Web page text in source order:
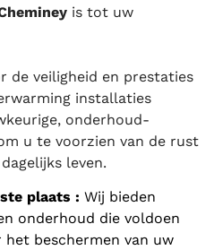
is tot uw
de veiligheid en prestaties
installaties
onderhoud-
u te voorzien van de rust
leven.
plaats : Wij bieden
onderhoud die voldoen
het beschermen van uw